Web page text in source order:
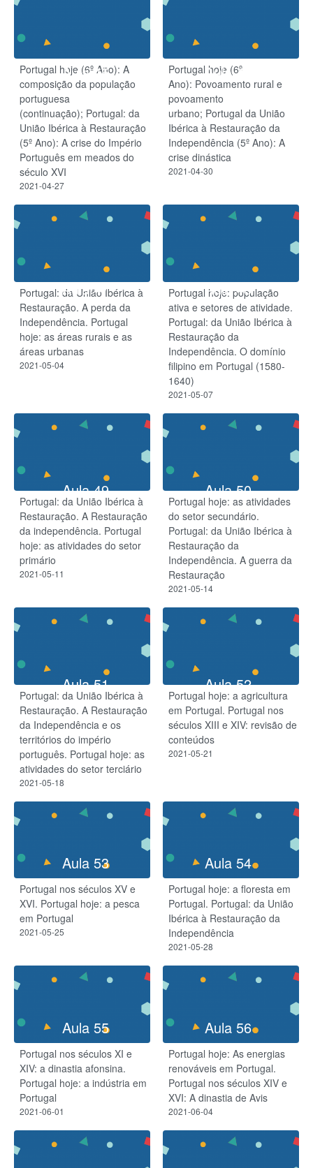
Aula 45
Portugal hoje (6º Ano): A
composição da população
portuguesa
(continuação); Portugal: da
União Ibérica à Restauração
(5º Ano): A crise do Império
Português em meados do
século XVI
2021-04-27
Aula 46
Portugal hoje (6º
Ano): Povoamento rural e
povoamento
urbano; Portugal da União
Ibérica à Restauração da
Independência (5º Ano): A
crise dinástica
2021-04-30
Aula 47
Portugal: da União Ibérica à
Restauração. A perda da
Independência. Portugal
hoje: as áreas rurais e as
áreas urbanas
2021-05-04
Aula 48
Portugal hoje: população
ativa e setores de atividade.
Portugal: da União Ibérica à
Restauração da
Independência. O domínio
filipino em Portugal (1580-
1640)
2021-05-07
Aula 49
Portugal: da União Ibérica à
Restauração. A Restauração
da independência. Portugal
hoje: as atividades do setor
primário
2021-05-11
Aula 50
Portugal hoje: as atividades
do setor secundário.
Portugal: da União Ibérica à
Restauração da
Independência. A guerra da
Restauração
2021-05-14
Aula 51
Portugal: da União Ibérica à
Restauração. A Restauração
da Independência e os
territórios do império
português. Portugal hoje: as
atividades do setor terciário
2021-05-18
Aula 52
Portugal hoje: a agricultura
em Portugal. Portugal nos
séculos XIII e XIV: revisão de
conteúdos
2021-05-21
Aula 53
Portugal nos séculos XV e
XVI. Portugal hoje: a pesca
em Portugal
2021-05-25
Aula 54
Portugal hoje: a floresta em
Portugal. Portugal: da União
Ibérica à Restauração da
Independência
2021-05-28
Aula 55
Portugal nos séculos XI e
XIV: a dinastia afonsina.
Portugal hoje: a indústria em
Portugal
2021-06-01
Aula 56
Portugal hoje: As energias
renováveis em Portugal.
Portugal nos séculos XIV e
XVI: A dinastia de Avis
2021-06-04